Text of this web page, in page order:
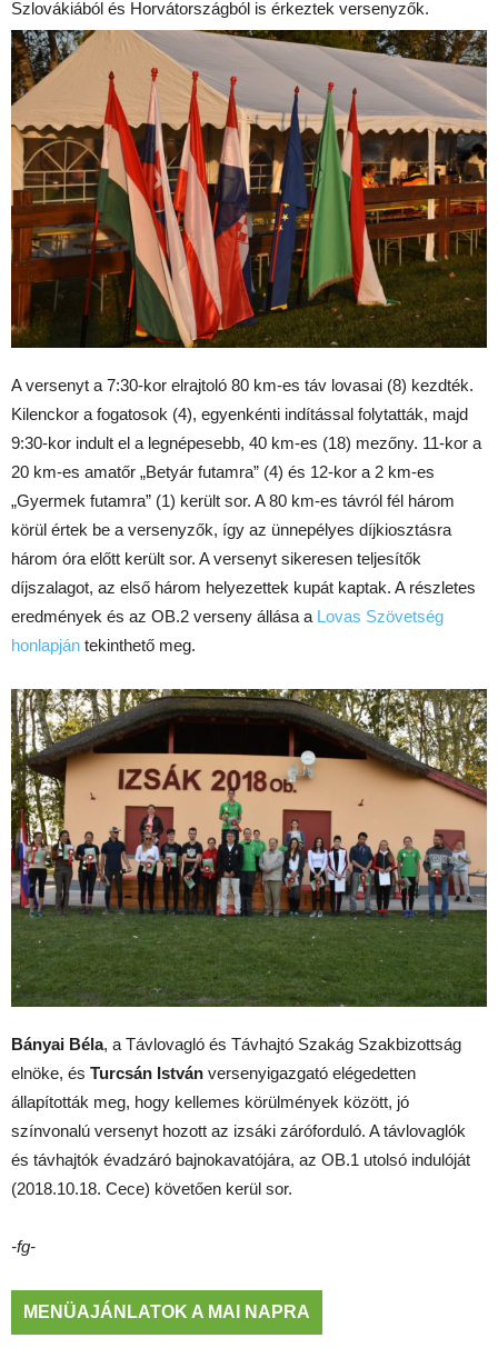
Szlovákiából és Horvátországból is érkeztek versenyzők.
A versenyt a 7:30-kor elrajtoló 80 km-es táv lovasai (8) kezdték.
Kilenckor a fogatosok (4), egyenkénti indítással folytatták, majd
9:30-kor indult el a legnépesebb, 40 km-es (18) mezőny. 11-kor a
20 km-es amatőr „Betyár futamra” (4) és 12-kor a 2 km-es
„Gyermek futamra” (1) került sor. A 80 km-es távról fél három
körül értek be a versenyzők, így az ünnepélyes díjkiosztásra
három óra előtt került sor. A versenyt sikeresen teljesítők
díjszalagot, az első három helyezettek kupát kaptak. A részletes
eredmények és az OB.2 verseny állása a Lovas Szövetség
honlapján tekinthető meg.
Bányai Béla, a Távlovagló és Távhajtó Szakág Szakbizottság
elnöke, és Turcsán István versenyigazgató elégedetten
állapították meg, hogy kellemes körülmények között, jó
színvonalú versenyt hozott az izsáki záróforduló. A távlovaglók
és távhajtók évadzáró bajnokavatójára, az OB.1 utolsó indulóját
(2018.10.18. Cece) követően kerül sor.
-fg-
MENÜAJÁNLATOK A MAI NAPRA